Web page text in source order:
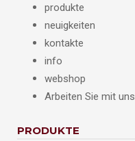
produkte
neuigkeiten
kontakte
info
webshop
Arbeiten Sie mit uns
PRODUKTE